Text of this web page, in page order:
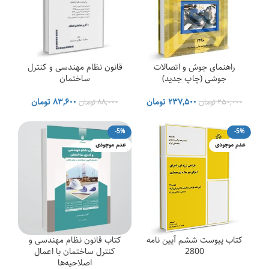
راهنمای جوش و اتصالات
جوشی (چاپ جدید)
۲۵۰,۰۰۰تومانقیمت
۲۵۰,۰۰۰ تومان
۲۳۷,۵۰۰تومانقیمت
۲۳۷,۵۰۰ تومان
است.
قانون نظام مهندسی و کنترل
ساختمان
۸۸,۰۰۰تومانقیمت
۸۸,۰۰۰ تومان
بود.
۸۳,۶۰۰تومانقیمت
-5%
عدم موجودی
کتاب پیوست ششم آیین نامه
2800
-5%
عدم موجودی
کتاب قانون نظام مهندسی و
کنترل ساختمان با اعمال
اصلاحیه‌ها